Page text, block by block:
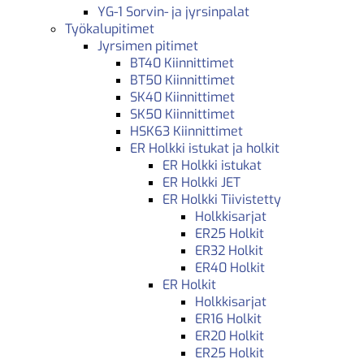
YG-1 Sorvin- ja jyrsinpalat
Työkalupitimet
Jyrsimen pitimet
BT40 Kiinnittimet
BT50 Kiinnittimet
SK40 Kiinnittimet
SK50 Kiinnittimet
HSK63 Kiinnittimet
ER Holkki istukat ja holkit
ER Holkki istukat
ER Holkki JET
ER Holkki Tiivistetty
Holkkisarjat
ER25 Holkit
ER32 Holkit
ER40 Holkit
ER Holkit
Holkkisarjat
ER16 Holkit
ER20 Holkit
ER25 Holkit